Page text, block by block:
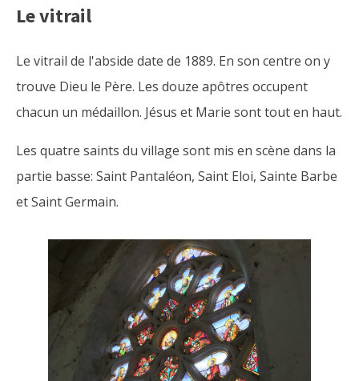
Le vitrail
Le vitrail de l'abside date de 1889. En son centre on y
trouve Dieu le Père. Les douze apôtres occupent
chacun un médaillon. Jésus et Marie sont tout en haut.
Les quatre saints du village sont mis en scène dans la
partie basse: Saint Pantaléon, Saint Eloi, Sainte Barbe
et Saint Germain.